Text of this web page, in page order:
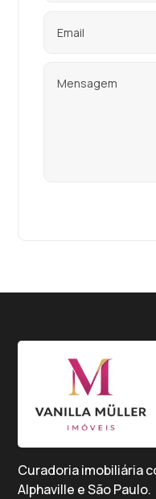
Curadoria imobiliária
Alphaville e São Paulo.